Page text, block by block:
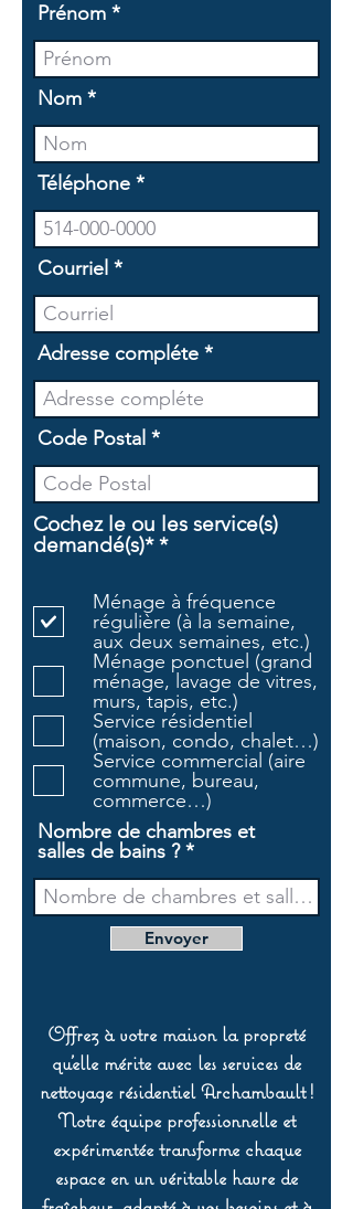
Prénom
Nom
Téléphone
Courriel
Adresse compléte
Code Postal
Cochez le ou les service(s)
demandé(s)* *O
g
a
t
o
i
r
e
Ménage à fréquence
régulière (à la semaine,
aux deux semaines, etc.)
Ménage ponctuel (grand
ménage, lavage de vitres,
murs, tapis, etc.)
Service résidentiel
(maison, condo, chalet…)
Service commercial (aire
commune, bureau,
commerce…)
Nombre de chambres et
salles de bains ?
Envoyer
Offrez à votre maison la propreté
qu’elle mérite avec les services de
nettoyage résidentiel Archambault !
Notre équipe professionnelle et
expérimentée transforme chaque
espace en un véritable havre de